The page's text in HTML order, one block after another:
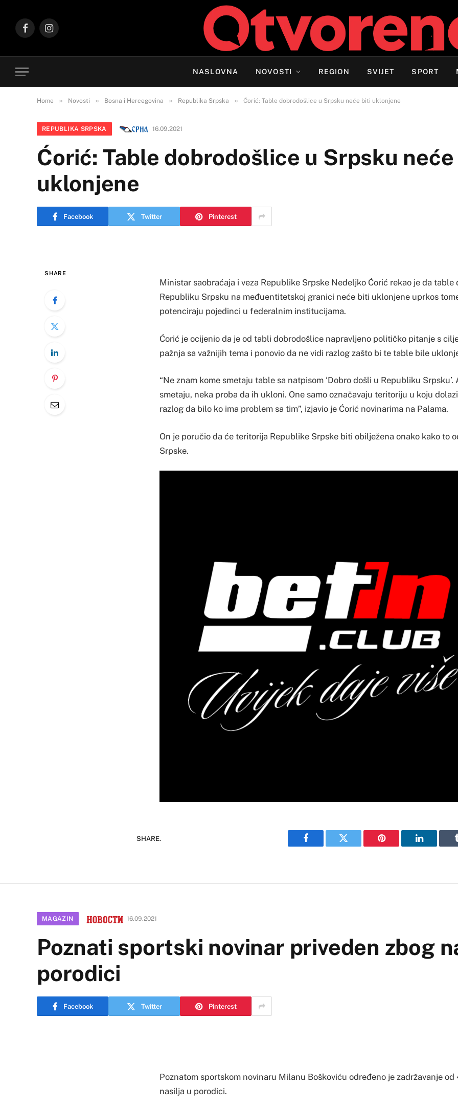
FacebookInstagram
NASLOVNA NOVOSTI REGION SVIJET SPORT
Home » Novosti » Bosna i Hercegovina » Republika Srpska » Ćorić: Table dobrodošlice u Srpsku neće biti uklonjene
REPUBLIKA SRPSKA 16.09.2021
Ćorić: Table dobrodošlice u Srpsku
uklonjene
Facebook Twitter Pinterest
SHARE
Ministar saobraćaja i veza Republike Srpske Nedeljko Ćorić rekao je da table
Republiku Srpsku na međuentitetskoj granici neće biti uklonjene uprkos
potenciraju pojedinci u federalnim institucijama.
Ćorić je ocijenio da je od tabli dobrodošlice napravljeno političko pitanje s
pažnja sa važnijih tema i ponovio da ne vidi razlog zašto bi te table bile
“Ne znam kome smetaju table sa natpisom ‘Dobro došli u Republiku Srpsku’.
smetaju, neka proba da ih ukloni. One samo označavaju teritoriju u koju
razlog da bilo ko ima problem sa tim”, izjavio je Ćorić novinarima na Palama.
On je poručio da će teritorija Republike Srpske biti obilježena onako kako to
Srpske.
SHARE.
Facebook Twitter Pinterest LinkedIn
MAGAZIN 16.09.2021
Poznati sportski novinar priveden zbog
porodici
Facebook Twitter Pinterest
Poznatom sportskom novinaru Milanu Boškoviću određeno je zadržavanje od
nasilja u porodici.